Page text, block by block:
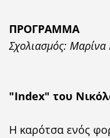
ΠΡΟΓΡΑΜΜΑ
Σχολιασμός:
"Index" του
Η καρότσα ενός